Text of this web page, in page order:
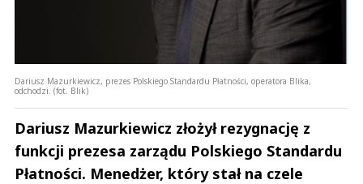
Dariusz Mazurkiewicz, prezes Polskiego Standardu Płatności, operatora Blika,
odchodzi. (fot. Blik)
Dariusz Mazurkiewicz złożył rezygnację z
funkcji prezesa zarządu Polskiego Standardu
Płatności. Menedżer, który stał na czele